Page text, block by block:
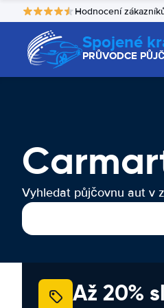
Hodnocení
Spojené
PRŮVODCE
Vyhledat půjčovnu aut v
Až 20%